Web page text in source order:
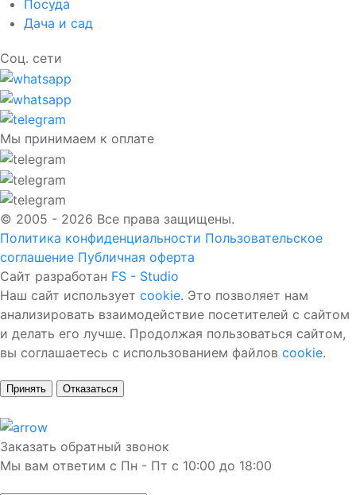
Посуда
Дача и сад
Соц. сети
Мы принимаем к оплате
© 2005 - 2026 Все права защищены.
Политика конфиденциальности Пользовательское
соглашение Публичная оферта
Сайт разработан FS - Studio
Наш сайт использует cookie. Это позволяет нам
анализировать взаимодействие посетителей с сайтом
и делать его лучше. Продолжая пользоваться сайтом,
вы соглашаетесь с использованием файлов cookie.
Принять Отказаться
Заказать обратный звонок
Мы вам ответим с Пн - Пт с 10:00 до 18:00